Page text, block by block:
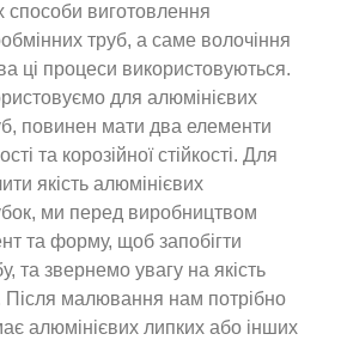
способи виготовлення
труб, а саме волочіння
ці процеси використовуються.
для алюмінієвих
повинен мати два елементи
та корозійної стійкості. Для
якість алюмінієвих
ми перед виробництвом
та форму, щоб запобігти
та звернемо увагу на якість
малювання нам потрібно
алюмінієвих липких або інших